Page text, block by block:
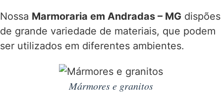
Nossa Marmoraria em Andradas – MG dispões
de grande variedade de materiais, que podem
ser utilizados em diferentes ambientes.
Mármores e granitos